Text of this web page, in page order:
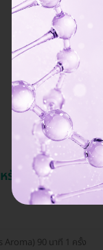
บ สปาตัว
Aroma) 90 นาที 1 ครั้ง